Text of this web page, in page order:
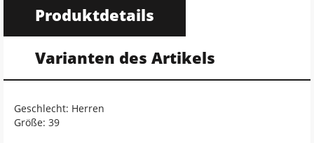
Produktdetails
Varianten des Artikels
Geschlecht: Herren
Größe: 39